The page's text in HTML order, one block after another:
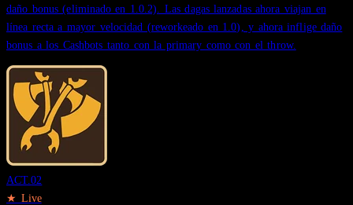
daño bonus (eliminado en 1.0.2). Las dagas lanzadas ahora viajan en
línea recta a mayor velocidad (reworkeado en 1.0), y ahora inflige daño
bonus a los Cashbots tanto con la primary como con el throw.
ACT.02
★ Live